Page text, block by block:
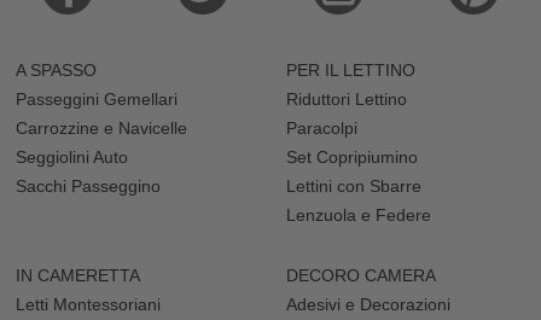
A SPASSO
Passeggini Gemellari
Carrozzine e Navicelle
Seggiolini Auto
Sacchi Passeggino
PER IL LETTINO
Riduttori Lettino
Paracolpi
Set Copripiumino
Lettini con Sbarre
Lenzuola e Federe
IN CAMERETTA
Letti Montessoriani
DECORO CAMERA
Adesivi e Decorazioni